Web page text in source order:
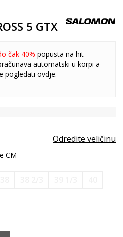
5 GTX
čak 40% popusta na hit
automatski u korpi a
pogledati ovdje.
Odredite veličinu
CM